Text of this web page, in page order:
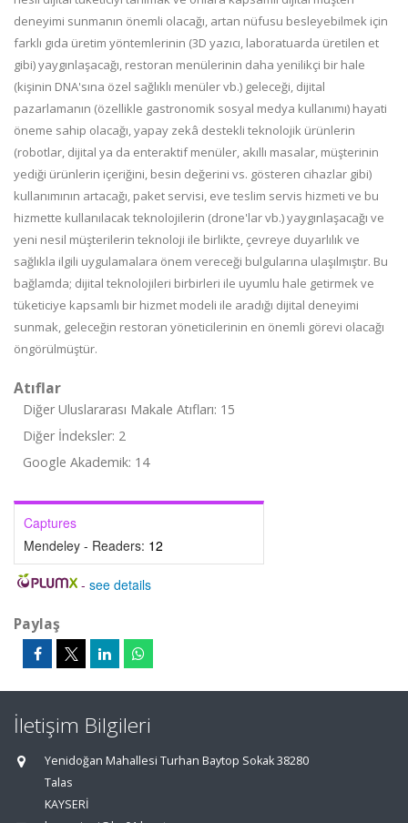
deneyimi sunmanın önemli olacağı, artan nüfusu besleyebilmek için
farklı gıda üretim yöntemlerinin (3D yazıcı, laboratuarda üretilen et
gibi) yaygınlaşacağı, restoran menülerinin daha yenilikçi bir hale
(kişinin DNA'sına özel sağlıklı menüler vb.) geleceği, dijital
pazarlamanın (özellikle gastronomik sosyal medya kullanımı) hayati
öneme sahip olacağı, yapay zekâ destekli teknolojik ürünlerin
(robotlar, dijital ya da enteraktif menüler, akıllı masalar, müşterinin
yediği ürünlerin içeriğini, besin değerini vs. gösteren cihazlar gibi)
kullanımının artacağı, paket servisi, eve teslim servis hizmeti ve bu
hizmette kullanılacak teknolojilerin (drone'lar vb.) yaygınlaşacağı ve
yeni nesil müşterilerin teknoloji ile birlikte, çevreye duyarlılık ve
sağlıkla ilgili uygulamalara önem vereceği bulgularına ulaşılmıştır. Bu
bağlamda; dijital teknolojileri birbirleri ile uyumlu hale getirmek ve
tüketiciye kapsamlı bir hizmet modeli ile aradığı dijital deneyimi
sunmak, geleceğin restoran yöneticilerinin en önemli görevi olacağı
öngörülmüştür.
Atıflar
Diğer Uluslararası Makale Atıfları: 15
Diğer İndeksler: 2
Google Akademik: 14
Captures
Mendeley - Readers: 12
- see details
Paylaş
İletişim Bilgileri
Yenidoğan Mahallesi Turhan Baytop Sokak 38280
Talas
KAYSERİ